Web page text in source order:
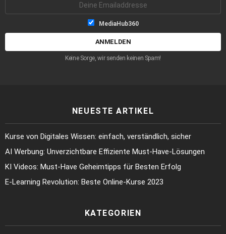
Auswahl
MediaHub360
Keine Sorge, wir senden keinen Spam!
NEUESTE ARTIKEL
Kurse von Digitales Wissen: einfach, verständlich, sicher
AI Werbung: Unverzichtbare Effiziente Must-Have-Lösungen
KI Videos: Must-Have Geheimtipps für Besten Erfolg
E-Learning Revolution: Beste Online-Kurse 2023
KATEGORIEN